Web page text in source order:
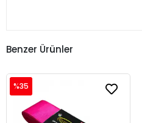
Benzer Ürünler
%35